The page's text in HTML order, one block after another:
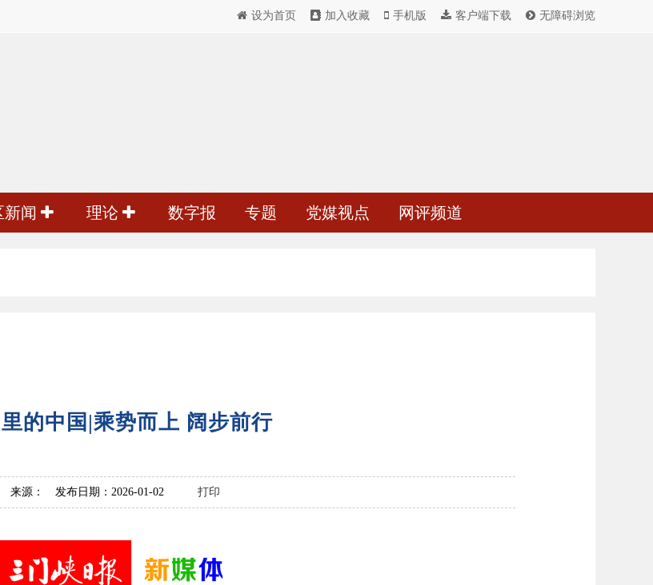
设为首页 加入收藏 手机版 客户端下载 无障碍浏览
新闻 理论 数字报 专题 党媒视点 网评频道
的中国|乘势而上 阔步前行
来源： 发布日期：2026-01-02 打印